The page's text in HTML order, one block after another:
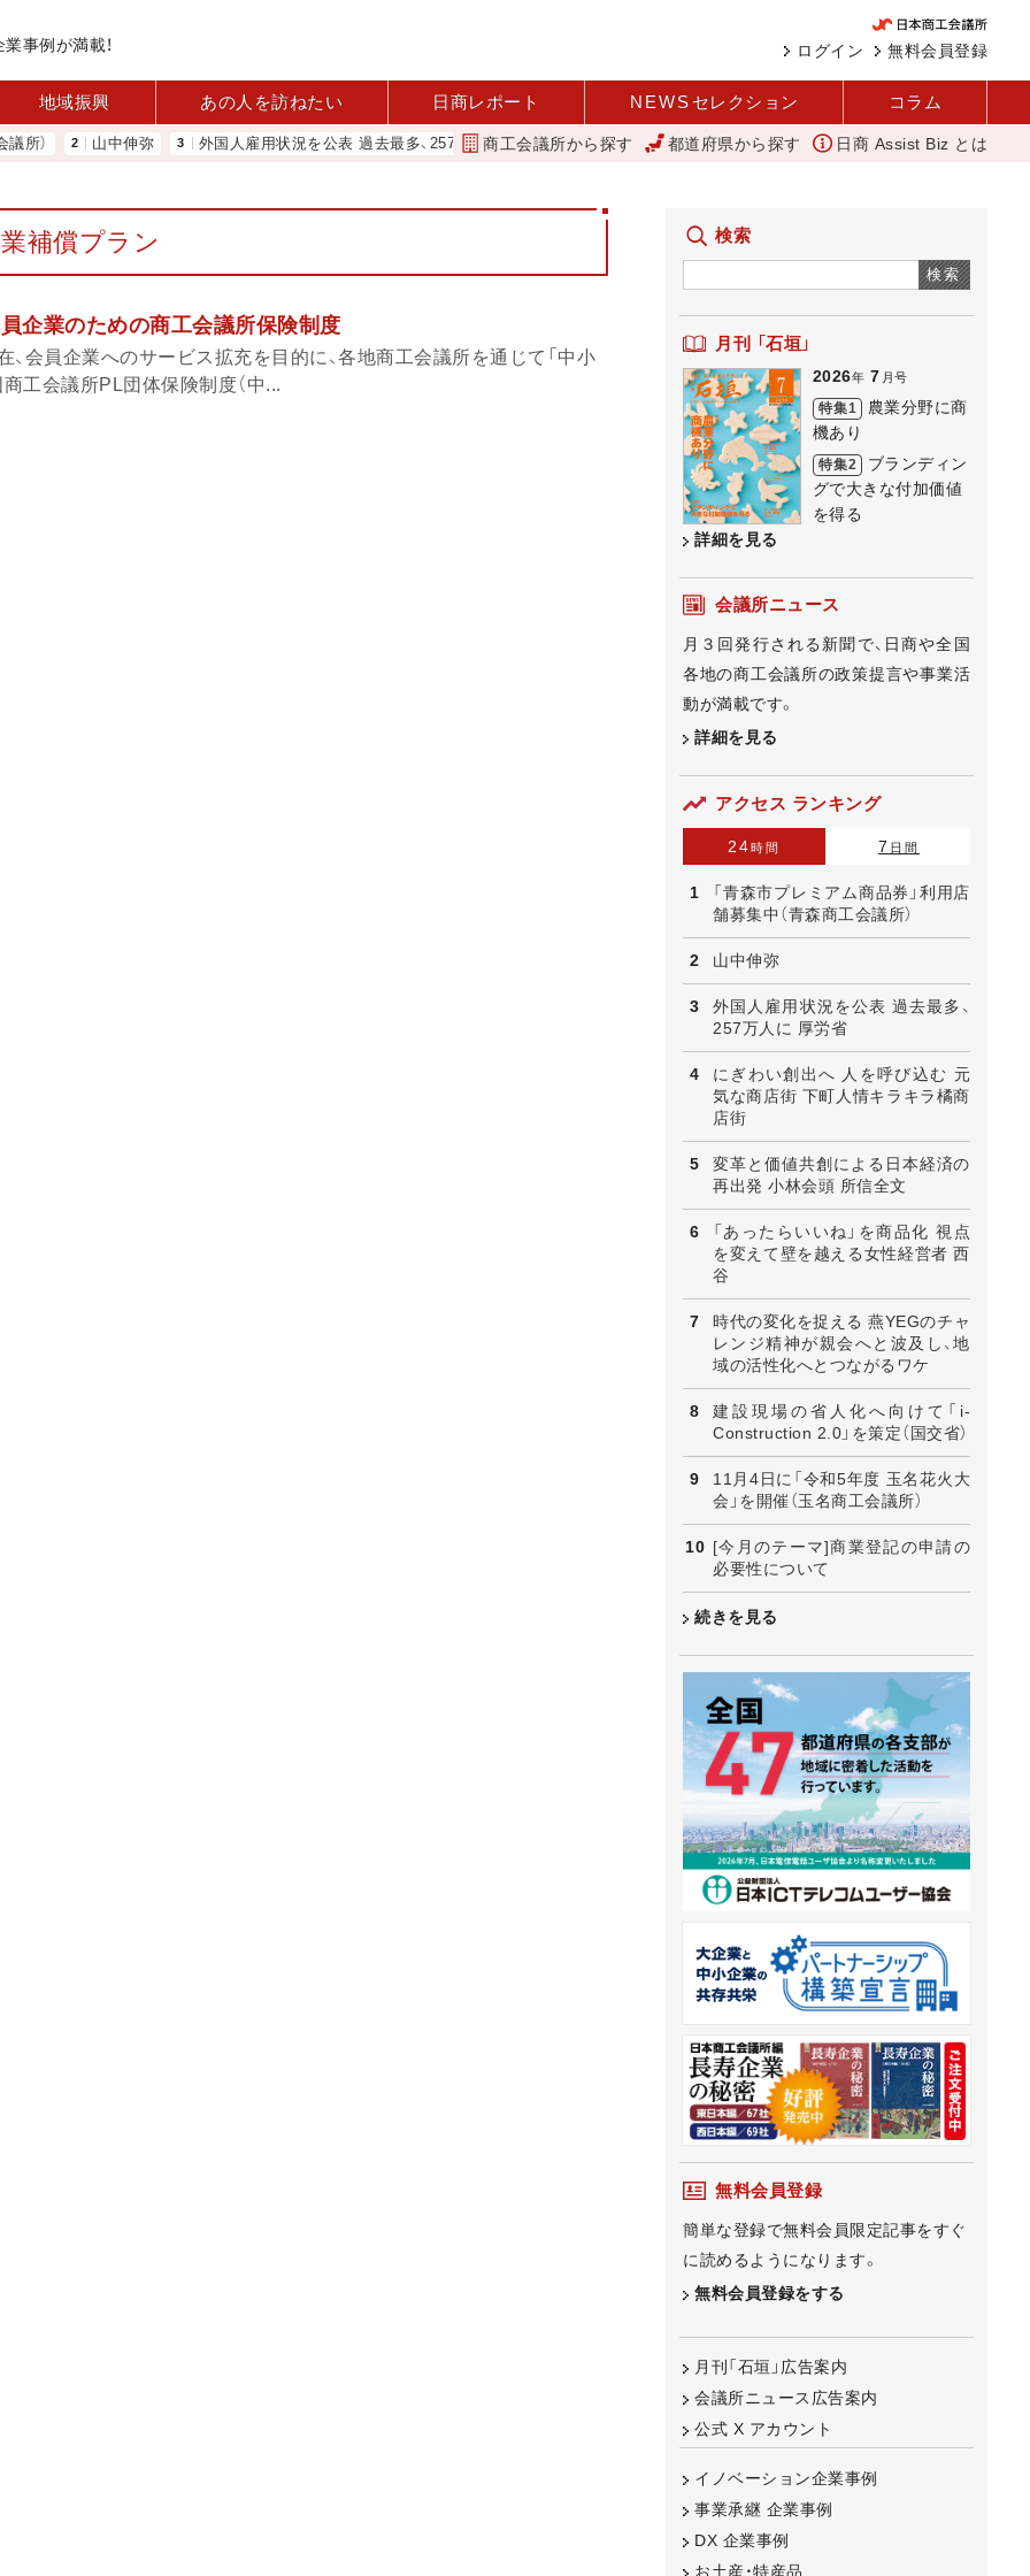
事例が満載！ 無料会員登録
ログイン
地域振興 あの人を訪ねたい 日商レポート NEWS セレクション コラム
山中伸弥 外国人雇用状況を公表 過去最多、257万人に 厚労省 にぎわい創出へ 人を呼び込む 元気な商店街 下町人情キラキラ橘
商工会議所から探す 都道府県から探す 日商 Assist Biz とは
補償プラン
員企業のための商工会議所保険制度
、会員企業へのサービス拡充を目的に、各地商工会議所を通じて「中小
商工会議所PL団体保険制度（中...
検索
検索
月刊 「石垣」
2026年 7 月号
特集1
農業分野に商
機あり
特集2
ブランディン
グで大きな付加価値
を得る
詳細を見る
会議所ニュース
月３回発行される新聞で、日商や全国
各地の商工会議所の政策提言や事業活
動が満載です。
詳細を見る
アクセス ランキング
24時間 7 日間
「青森市プレミアム商品券」利用店
舗募集中（青森商工会議所）
山中伸弥
外国人雇用状況を公表 過去最多、
257万人に 厚労省
にぎわい創出へ 人を呼び込む 元
気な商店街 下町人情キラキラ橘商
店街
変革と価値共創による日本経済の
再出発 小林会頭 所信全文
「あったらいいね」を商品化 視点
を変えて壁を越える女性経営者 西
谷
時代の変化を捉える 燕YEGのチャ
レンジ精神が親会へと波及し、地
域の活性化へとつながるワケ
建設現場の省人化へ向けて「i-
Construction 2.0」を策定（国交省）
11月4日に「令和5年度 玉名花火大
会」を開催（玉名商工会議所）
[今月のテーマ]商業登記の申請の
必要性について
続きを見る
無料会員登録
簡単な登録で無料会員限定記事をすぐ
に読めるようになります。
無料会員登録をする
月刊「石垣」広告案内
会議所ニュース広告案内
公式 X アカウント
イノベーション企業事例
事業承継 企業事例
DX 企業事例
お土産・特産品